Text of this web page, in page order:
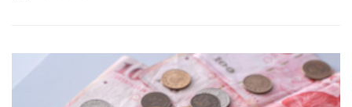
前正密切關注，必要時將召開臨時會討論因應對策。